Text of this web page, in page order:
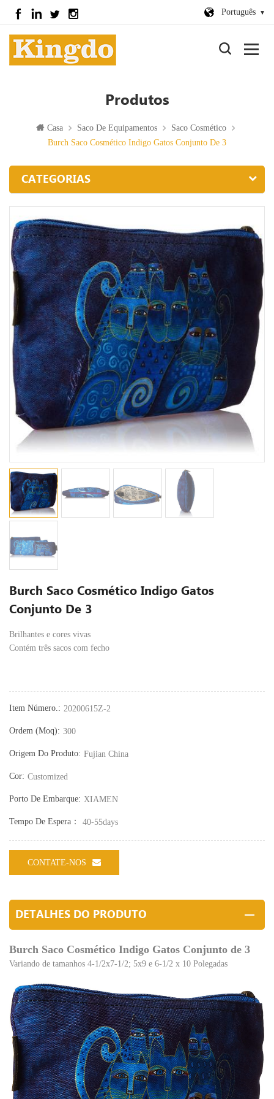
Português
Produtos
Casa Saco De Equipamentos
Saco Cosmético
Burch Saco Cosmético Indigo Gatos Conjunto De 3
CATEGORIAS
Burch Saco Cosmético Indigo Gatos
Conjunto De 3
Brilhantes e cores vivas
Contém três sacos com fecho
Item Número.: 20200615Z-2
Ordem (moq): 300
Origem Do Produto: Fujian China
Cor: Customized
Porto De Embarque: XIAMEN
Tempo De Espera： 40-55days
CONTATE-NOS
DETALHES DO PRODUTO
Burch Saco Cosmético Indigo Gatos Conjunto de 3
Variando de tamanhos 4-1/2x7-1/2; 5x9 e 6-1/2 x 10 Polegadas